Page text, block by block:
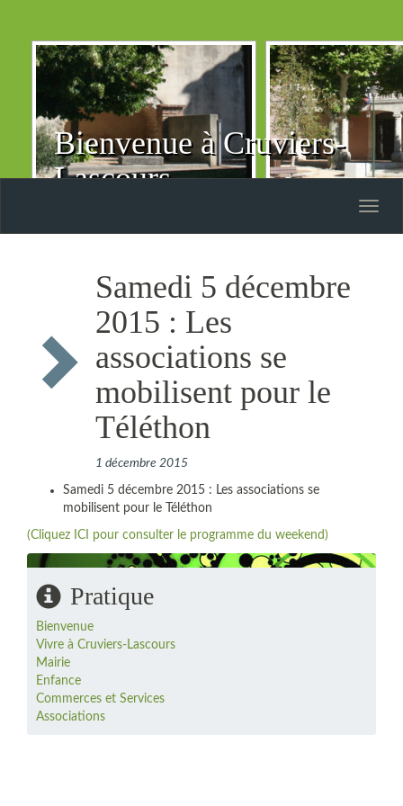
Bienvenue à Cruviers-
Lascours
Toggle
Samedi 5 décembre
2015 : Les
associations se
mobilisent pour le
Téléthon
1 décembre 2015
Samedi 5 décembre 2015 : Les associations se
mobilisent pour le Téléthon
(Cliquez ICI pour consulter le programme du weekend)
Pratique
Bienvenue
Vivre à Cruviers-Lascours
Mairie
Enfance
Commerces et Services
Associations